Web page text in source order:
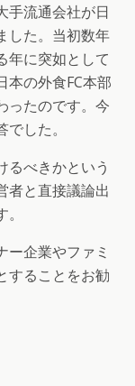
手流通会社が日
した。当初数年
年に突如として
本の外食FC本部
ったのです。今
した。
るべきかという
者と直接議論出
ー企業やファミ
することをお勧